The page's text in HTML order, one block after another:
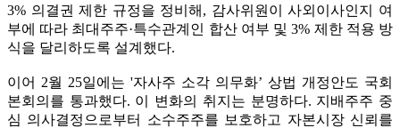
3% 의결권 제한 규정을 정비해, 감사위원이 사외이사인지 여
부에 따라 최대주주·특수관계인 합산 여부 및 3% 제한 적용 방
식을 달리하도록 설계했다.
이어 2월 25일에는 '자사주 소각 의무화’ 상법 개정안도 국회
본회의를 통과했다. 이 변화의 취지는 분명하다. 지배주주 중
심 의사결정으로부터 소수주주를 보호하고 자본시장 신뢰를